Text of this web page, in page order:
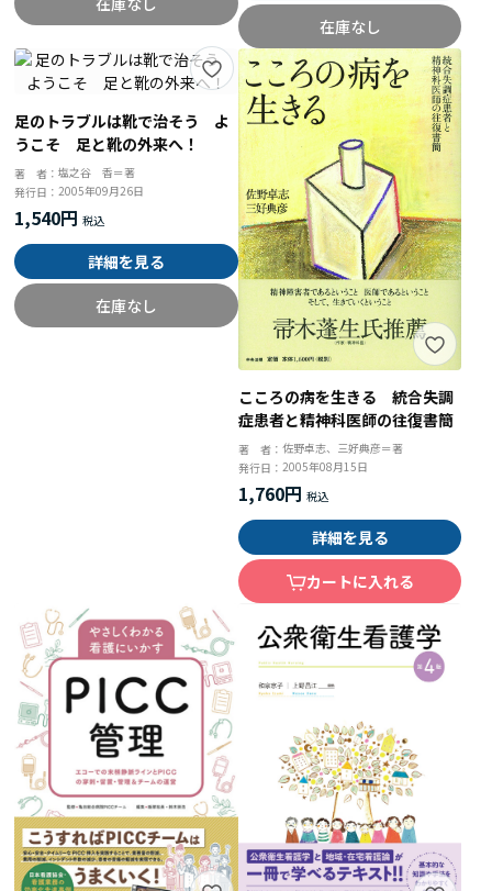
在庫なし
足のトラブルは靴で治そう よ
うこそ 足と靴の外来へ！
著 者：塩之谷 香＝著
発行日：2005年09月26日
1,540円
詳細を見る
在庫なし
こころの病を生きる 統合失調
症患者と精神科医師の往復書簡
著 者： 佐野卓志、三好典彦＝著
発行日： 2005年08月15日
1,760円
詳細を見る
カートに入れる